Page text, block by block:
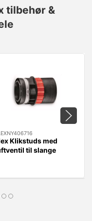
tilbehør &
Klikstuds med
til slange